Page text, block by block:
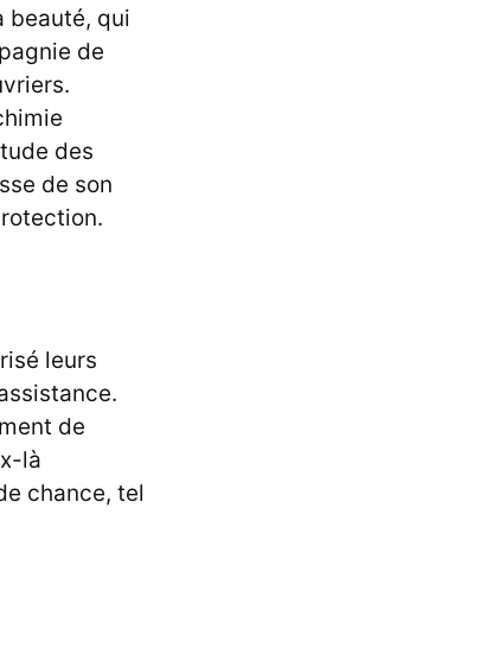
beauté, qui
de
des
de son
leurs
de
là
chance, tel